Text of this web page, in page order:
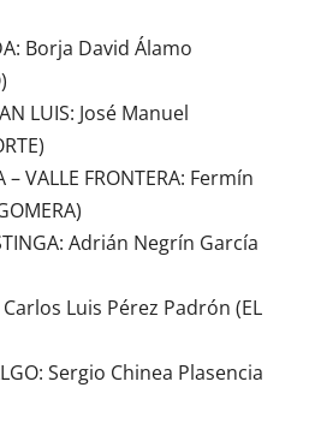
Borja David Álamo
LUIS: José Manuel
– VALLE FRONTERA: Fermín
Adrián Negrín García
Carlos Luis Pérez Padrón (EL
Sergio Chinea Plasencia